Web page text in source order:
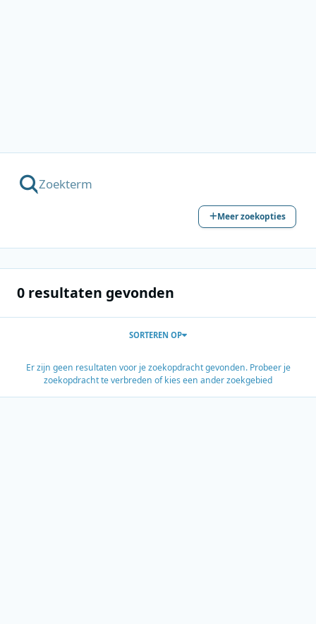
Meer zoekopties
0 resultaten gevonden
SORTEREN OP
Er zijn geen resultaten voor je zoekopdracht gevonden. Probeer je
zoekopdracht te verbreden of kies een ander zoekgebied